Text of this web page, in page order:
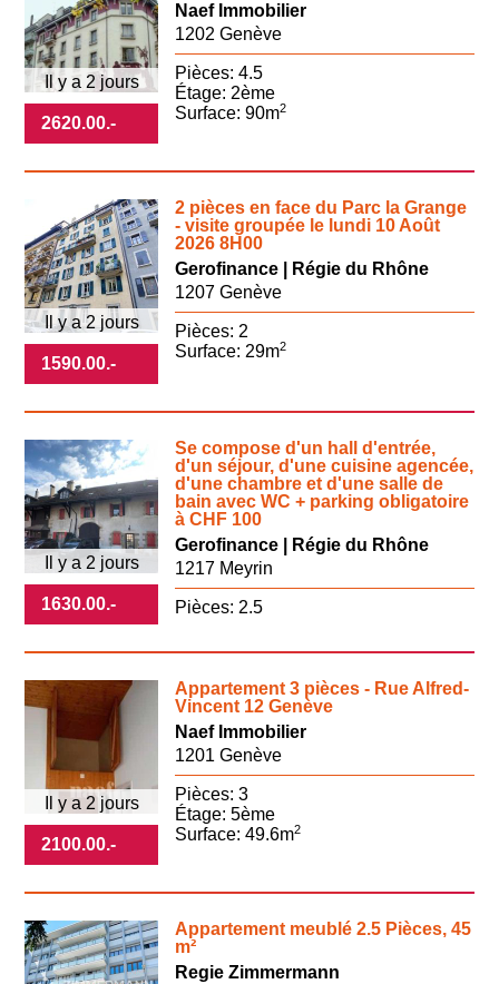
2620.00.-
Il y a 2 jours
Naef Immobilier
1202 Genève
Pièces: 4.5
Étage: 2ème
Surface: 90m2
1590.00.-
2 pièces en face du Parc la Grange
- visite groupée le lundi 10 Août
2026 8H00
Il y a 2 jours
Gerofinance | Régie du Rhône
1207 Genève
Pièces: 2
Surface: 29m2
1630.00.-
Se compose d'un hall d'entrée,
d'un séjour, d'une cuisine agencée,
d'une chambre et d'une salle de
bain avec WC + parking obligatoire
à CHF 100
Il y a 2 jours
Gerofinance | Régie du Rhône
1217 Meyrin
Pièces: 2.5
2100.00.-
Appartement 3 pièces - Rue Alfred-
Vincent 12 Genève
Il y a 2 jours
Naef Immobilier
1201 Genève
Pièces: 3
Étage: 5ème
Surface: 49.6m2
Appartement meublé 2.5 Pièces, 45
m²
Regie Zimmermann